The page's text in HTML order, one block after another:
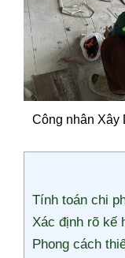
Công nhân Xây
Tính toán chi
Xác định rõ kế
Phong cách